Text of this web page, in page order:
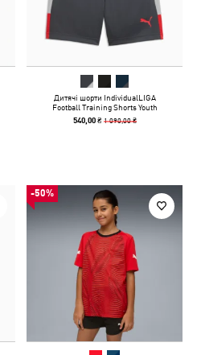
Дитячі шорти IndividualLIGA
Football Training Shorts Youth
540,00 ₴ 1 090,00 ₴
-50%